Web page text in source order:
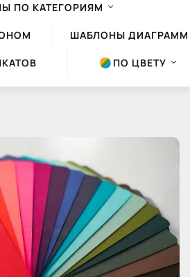
ПО КАТЕГОРИЯМ
ШАБЛОНЫ ДИАГРАММ
ПО ЦВЕТУ